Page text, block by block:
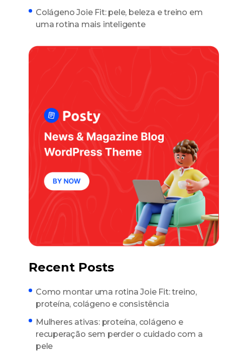
Colágeno Joie Fit: pele, beleza e treino em
uma rotina mais inteligente
Recent Posts
Como montar uma rotina Joie Fit: treino,
proteína, colágeno e consistência
Mulheres ativas: proteína, colágeno e
recuperação sem perder o cuidado com a
pele